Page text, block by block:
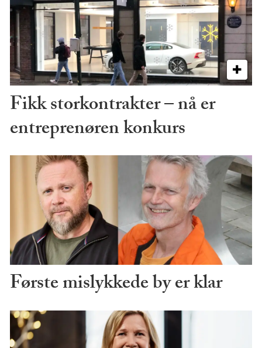
Fikk storkontrakter – nå er
entreprenøren konkurs
Første mislykkede by er klar